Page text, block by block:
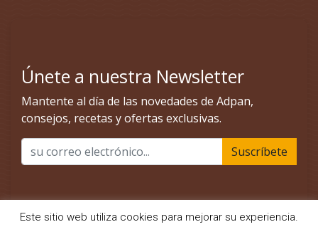
Este sitio web utiliza cookies para mejorar su experiencia.